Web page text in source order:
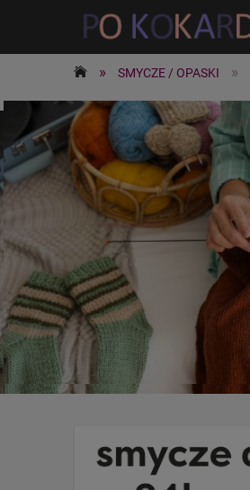
» SMYCZE / OPASKI »